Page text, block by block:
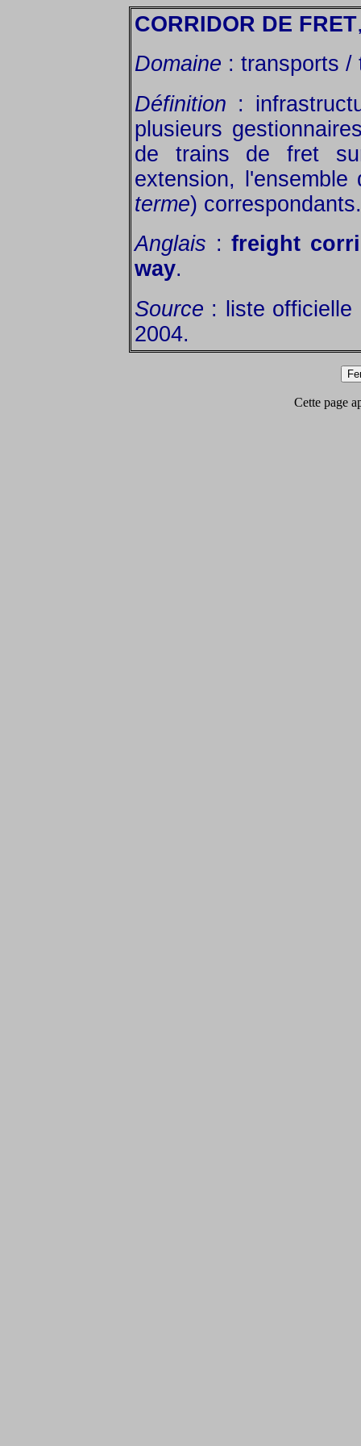
CORRIDOR DE FRET
Domaine : transports /
Définition :
plusieurs
de trains de fret
extension,
terme) correspondants.
Anglais :freight
way.
Source : liste officielle
2004.
Cette page